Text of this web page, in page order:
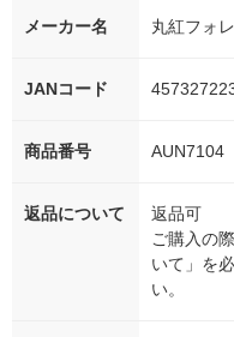
メーカー名 丸紅フォ
JANコード
商品番号 AUN7104
返品について
返品可
ご購入の
いて」を
い。